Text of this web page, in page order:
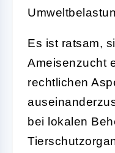
Es ist ratsam,
Ameisenzucht
rechtlichen
bei lokalen